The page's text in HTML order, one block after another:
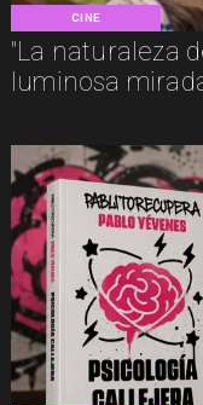
CINE
"La naturaleza
luminosa